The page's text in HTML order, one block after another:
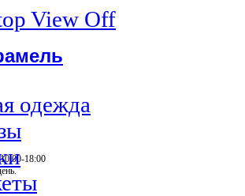
View Off
18:00
одежда